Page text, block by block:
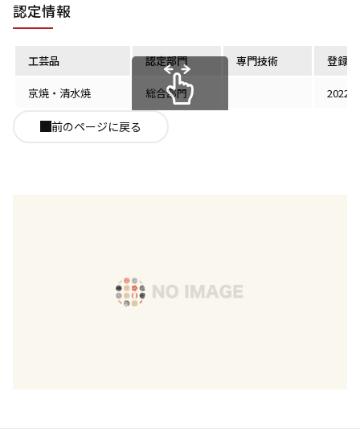
認定情報
工芸品 認定部門 専門技術 登録
京焼・清水焼 総合部門 2022
前のページに戻る